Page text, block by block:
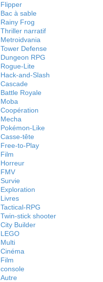
Flipper
Bac à sable
Rainy Frog
Thriller narratif
Metroidvania
Tower Defense
Dungeon RPG
Rogue-Lite
Hack-and-Slash
Cascade
Battle Royale
Moba
Coopération
Mecha
Pokémon-Like
Casse-tête
Free-to-Play
Film
Horreur
FMV
Survie
Exploration
Livres
Tactical-RPG
Twin-stick shooter
City Builder
LEGO
Multi
Cinéma
Film
console
Autre